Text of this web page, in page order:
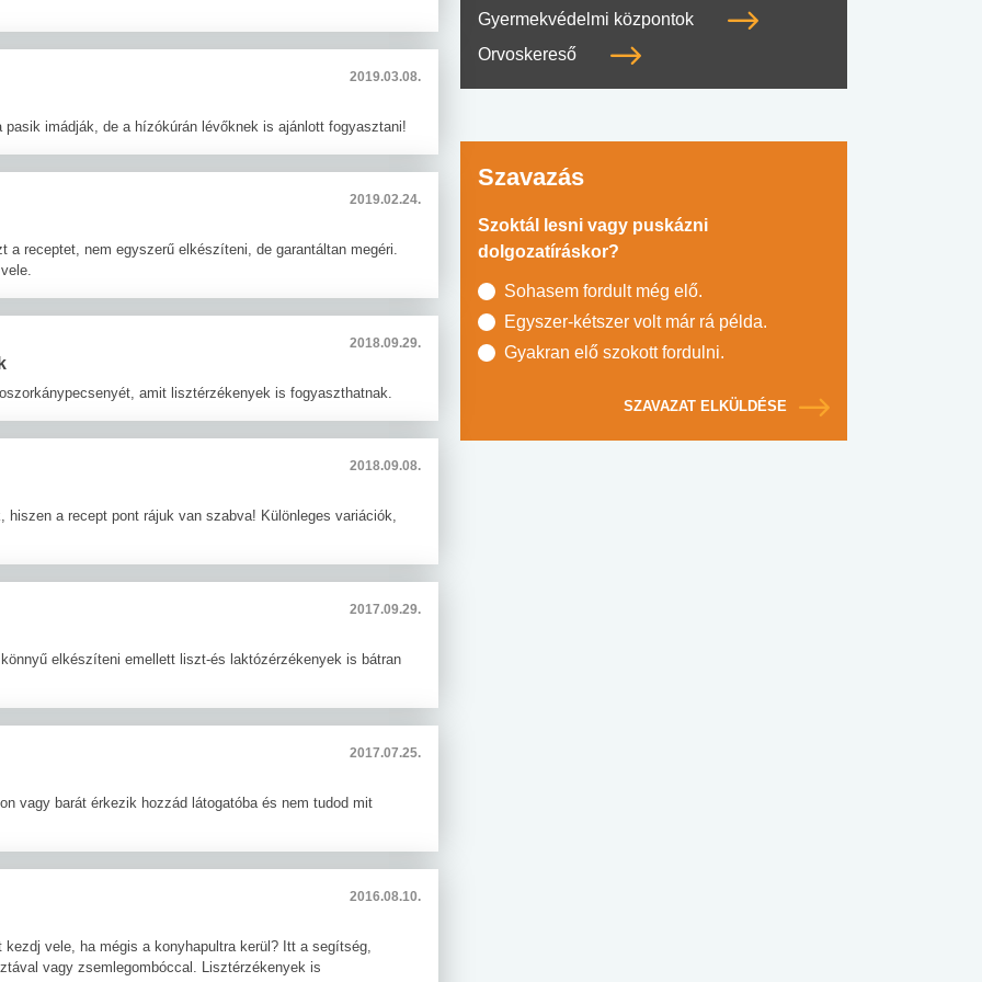
2019.03.08.
imádják, de a hízókúrán lévőknek is ajánlott fogyasztani!
2019.02.24.
receptet, nem egyszerű elkészíteni, de garantáltan megéri.
2018.09.29.
amit lisztérzékenyek is fogyaszthatnak.
2018.09.08.
a recept pont rájuk van szabva! Különleges variációk,
2017.09.29.
elkészíteni emellett liszt-és laktózérzékenyek is bátran
2017.07.25.
vagy barát érkezik hozzád látogatóba és nem tudod mit
2016.08.10.
vele, ha mégis a konyhapultra kerül? Itt a segítség,
vagy zsemlegombóccal. Lisztérzékenyek is
Gyermekvédelmi központok
Orvoskereső
Szavazás
Szoktál lesni vagy puskázni
dolgozatíráskor?
Sohasem fordult még elő.
Egyszer-kétszer volt már rá példa.
Gyakran elő szokott fordulni.
SZAVAZAT ELKÜLDÉSE